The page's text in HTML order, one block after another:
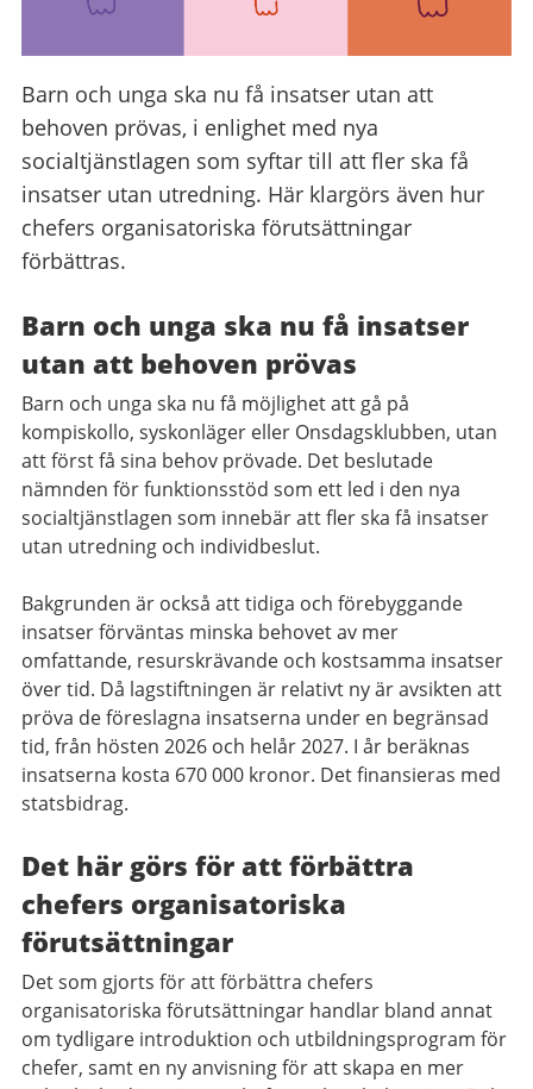
Barn och unga ska nu få insatser utan att
behoven prövas, i enlighet med nya
socialtjänstlagen som syftar till att fler ska få
insatser utan utredning. Här klargörs även hur
chefers organisatoriska förutsättningar
förbättras.
Barn och unga ska nu få insatser
utan att behoven prövas
Barn och unga ska nu få möjlighet att gå på
kompiskollo, syskonläger eller Onsdagsklubben, utan
att först få sina behov prövade. Det beslutade
nämnden för funktionsstöd som ett led i den nya
socialtjänstlagen som innebär att fler ska få insatser
utan utredning och individbeslut.
Bakgrunden är också att tidiga och förebyggande
insatser förväntas minska behovet av mer
omfattande, resurskrävande och kostsamma insatser
över tid. Då lagstiftningen är relativt ny är avsikten att
pröva de föreslagna insatserna under en begränsad
tid, från hösten 2026 och helår 2027. I år beräknas
insatserna kosta 670 000 kronor. Det finansieras med
statsbidrag.
Det här görs för att förbättra
chefers organisatoriska
förutsättningar
Det som gjorts för att förbättra chefers
organisatoriska förutsättningar handlar bland annat
om tydligare introduktion och utbildningsprogram för
chefer, samt en ny anvisning för att skapa en mer